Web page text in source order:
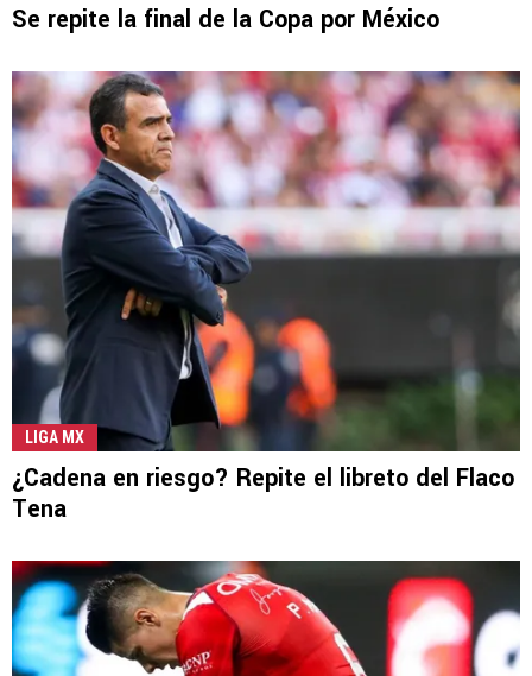
Se repite la final de la Copa por México
LIGA MX
¿Cadena en riesgo? Repite el libreto del Flaco
Tena